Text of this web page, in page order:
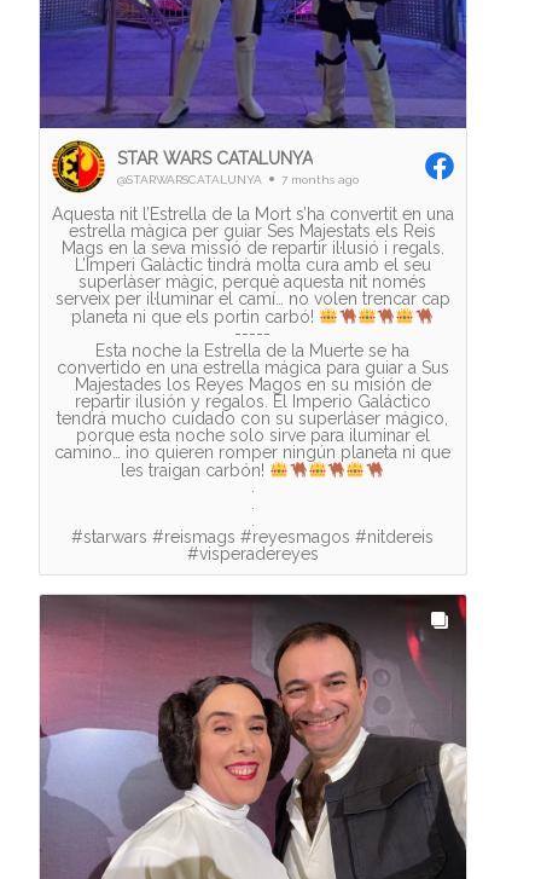
STAR WARS CATALUNYA
@STARWARSCATALUNYA 7 months ago
Aquesta nit l’Estrella de la Mort s’ha convertit en una
estrella màgica per guiar Ses Majestats els Reis
Mags en la seva missió de repartir il·lusió i regals.
L’Imperi Galàctic tindrà molta cura amb el seu
superlàser màgic, perquè aquesta nit només
serveix per il·luminar el camí… no volen trencar cap
planeta ni que els portin carbó!
-----
Esta noche la Estrella de la Muerte se ha
convertido en una estrella mágica para guiar a Sus
Majestades los Reyes Magos en su misión de
repartir ilusión y regalos. El Imperio Galáctico
tendrá mucho cuidado con su superláser mágico,
porque esta noche solo sirve para iluminar el
camino… ¡no quieren romper ningún planeta ni que
les traigan carbón!
.
.
.
#starwars #reismags #reyesmagos #nitdereis
#visperadereyes